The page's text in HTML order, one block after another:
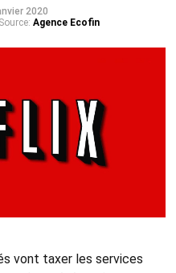
2020
Source: Agence Ecofin
vont taxer les services